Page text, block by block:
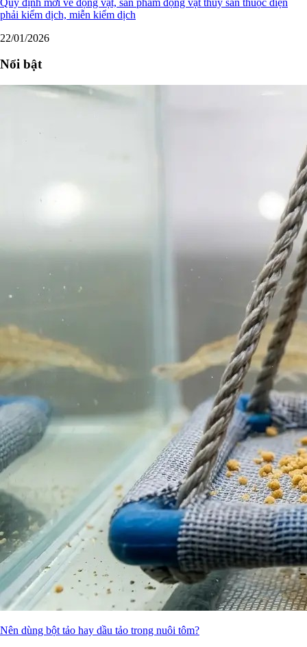
phải kiểm dịch, miễn kiểm dịch
22/01/2026
Nổi bật
Nên dùng bột tảo hay dầu tảo trong nuôi tôm?